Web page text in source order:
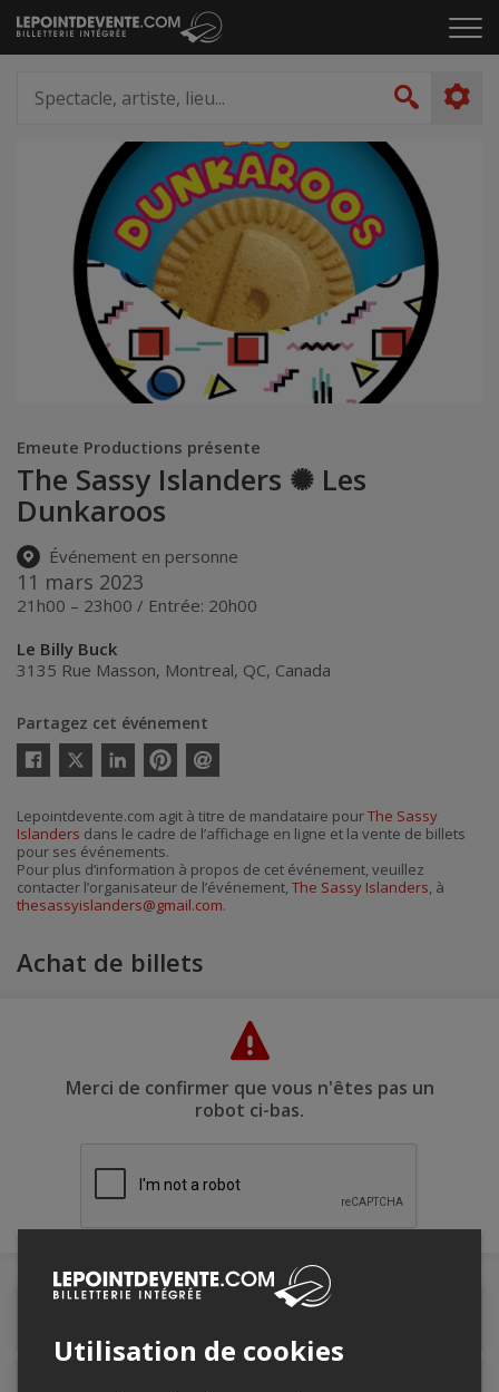
Passer
au
le
artiste,
lieu...
Emeute Productions présente
The Sassy Islanders ✺ Les
Dunkaroos
Événement en personne
11 mars 2023
21h00 – 23h00 / Entrée: 20h00
Le Billy Buck
3135 Rue Masson, Montreal, QC, Canada
Partagez cet événement
Twitter
courriel
Lepointdevente.com agit à titre de mandataire pourThe Sassy
Islanders dans le cadre de l’affichage en ligne et la vente de billets
pour ses événements.
Pour plus d’information à propos de cet événement, veuillez
contacter l’organisateur de l’événement, The Sassy Islanders, à
thesassyislanders@gmail.com.
Achat de billets
Merci de confirmer que vous n'êtes pas un
robot ci-bas.
Utilisation de cookies